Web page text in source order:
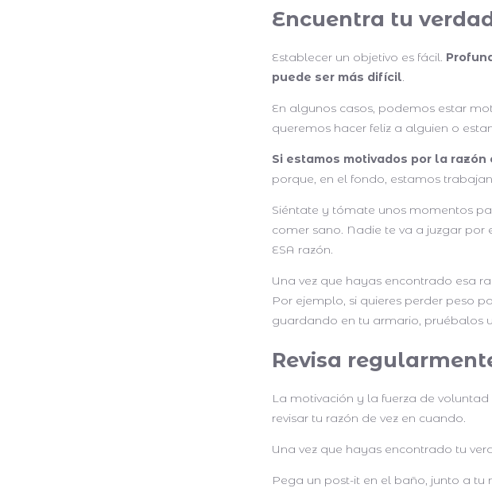
Encuentra tu
Establecer un objetivo es fácil.
puede ser más difícil.
En algunos casos, podemos estar
queremos hacer feliz a alguien o
Si estamos motivados por la
porque, en el fondo, estamos
Siéntate y tómate unos momentos
comer sano. Nadie te va a juzgar
ESA razón.
Una vez que hayas encontrado esa
Por ejemplo, si quieres perder peso
guardando en tu armario, pruébalos
Revisa
La motivación y la fuerza de
revisar tu razón de vez en cuando.
Una vez que hayas encontrado tu
Pega un post-it en el baño, junto a